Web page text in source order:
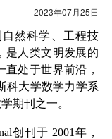
2023年07月25日
然科学、工程技
是人类文明发展的
处于世界前沿，
科大学数学力学系
期刊之一。
创刊于 2001 年，